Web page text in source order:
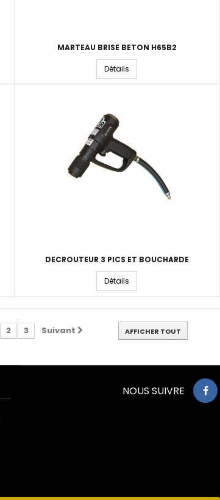
MARTEAU BRISE BETON H65B2
Détails
DECROUTEUR 3 PICS ET BOUCHARDE
Détails
AFFICHER TOUT
2 3 Suivant
NOUS SUIVRE